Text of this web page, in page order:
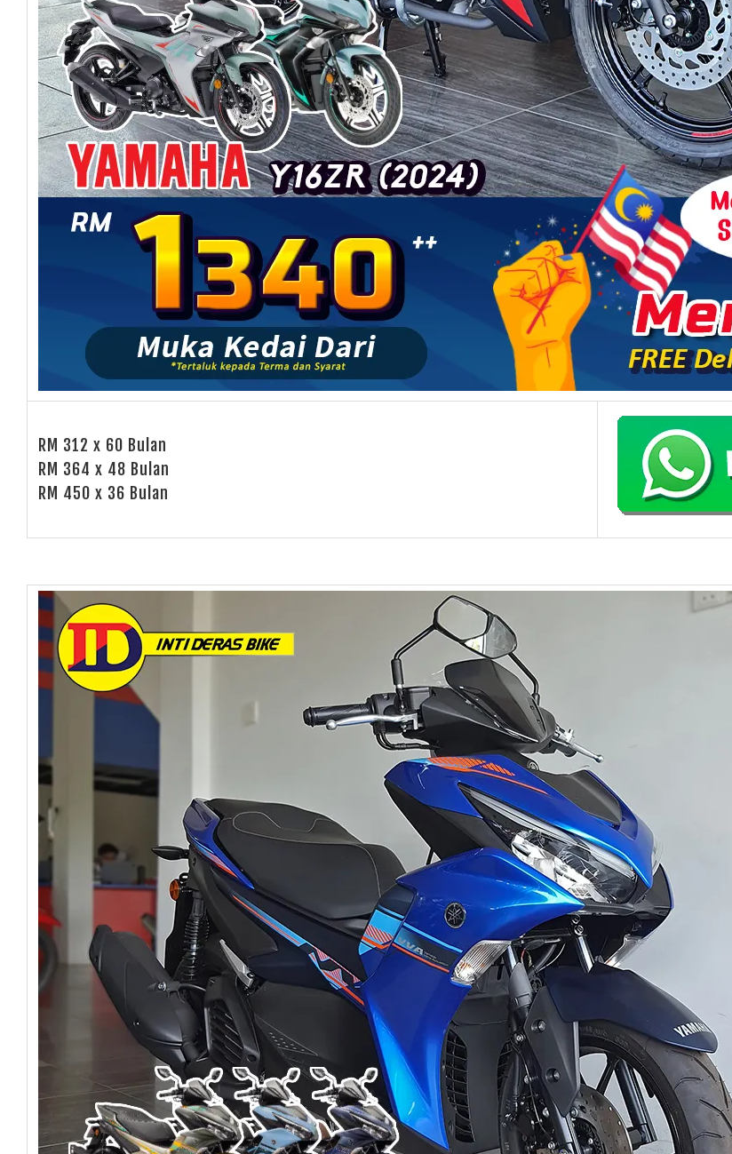
RM 312 x 60 Bulan
RM 364 x 48 Bulan
RM 450 x 36 Bulan